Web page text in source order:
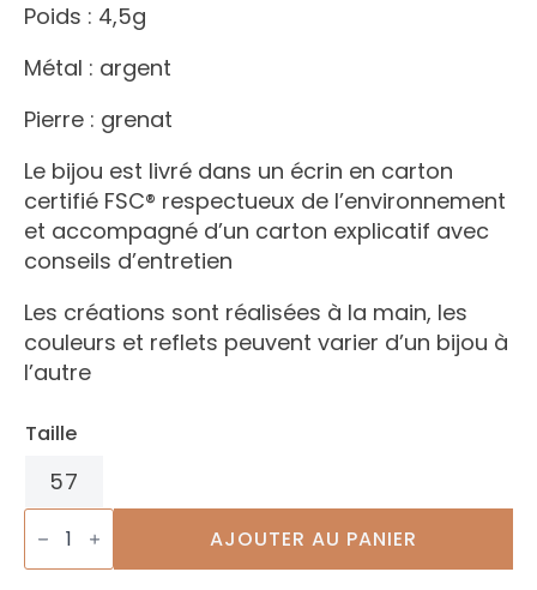
Poids : 4,5g
Métal : argent
Pierre : grenat
Le bijou est livré dans un écrin en carton
certifié FSC® respectueux de l’environnement
et accompagné d’un carton explicatif avec
conseils d’entretien
Les créations sont réalisées à la main, les
couleurs et reflets peuvent varier d’un bijou à
l’autre
Taille
57
quantité
de
Bague
Abeille
AJOUTER AU PANIER